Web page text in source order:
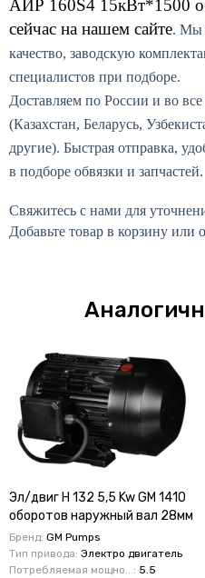
АИР 160S4 15кВт*1500
сейчас на нашем сайте. Мы
качество, заводскую
специалистов при подборе.
Доставляем по России и во
(Казахстан, Беларусь,
другие). Быстрая отправка,
в подборе обвязки и запчастей.
Свяжитесь с нами для
Добавьте товар в корзину или
Эл/двиг H 132 5,5 Kw GM 1410
оборотов наружный вал 28мм
- крепление 130 мм
Бренд: GM Pumps
Тип привода: Электро двигатель
Потребляемая мощно...: 5.5